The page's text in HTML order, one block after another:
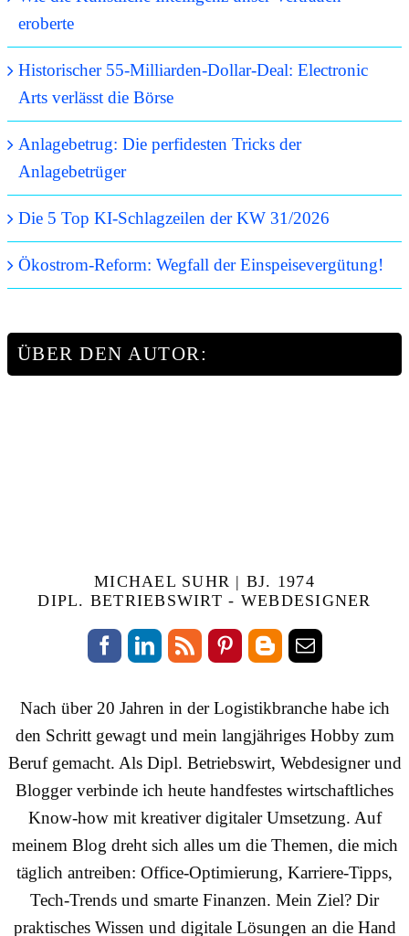
eroberte
Historischer 55-Milliarden-Dollar-Deal: Electronic
Arts verlässt die Börse
Anlagebetrug: Die perfidesten Tricks der
Anlagebetrüger
Die 5 Top KI-Schlagzeilen der KW 31/2026
Ökostrom-Reform: Wegfall der Einspeisevergütung!
ÜBER DEN AUTOR:
MICHAEL SUHR | BJ. 1974
DIPL. BETRIEBSWIRT - WEBDESIGNER
Nach über 20 Jahren in der Logistikbranche habe ich
den Schritt gewagt und mein langjähriges Hobby zum
Beruf gemacht. Als Dipl. Betriebswirt, Webdesigner und
Blogger verbinde ich heute handfestes wirtschaftliches
Know-how mit kreativer digitaler Umsetzung. Auf
meinem Blog dreht sich alles um die Themen, die mich
täglich antreiben: Office-Optimierung, Karriere-Tipps,
Tech-Trends und smarte Finanzen. Mein Ziel? Dir
praktisches Wissen und digitale Lösungen an die Hand